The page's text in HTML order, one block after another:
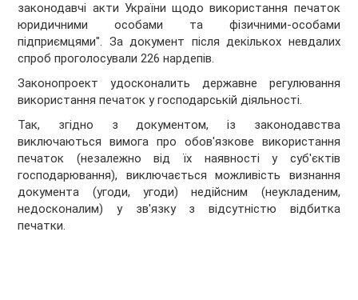
законодавчі акти України щодо використання печаток
юридичними особами та фізичними-особами
підприємцями". За документ після декількох невдалих
спроб проголосували 226 нардепів.
Законопроект удосконалить державне регулювання
використання печаток у господарській діяльності.
Так, згідно з документом, із законодавства
виключаються вимога про обов'язкове використання
печаток (незалежно від їх наявності у суб'єктів
господарювання), виключається можливість визнання
документа (угоди, угоди) недійсним (неукладеним,
недосконалим) у зв'язку з відсутністю відбитка
печатки.